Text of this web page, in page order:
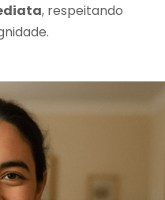
, respeitando